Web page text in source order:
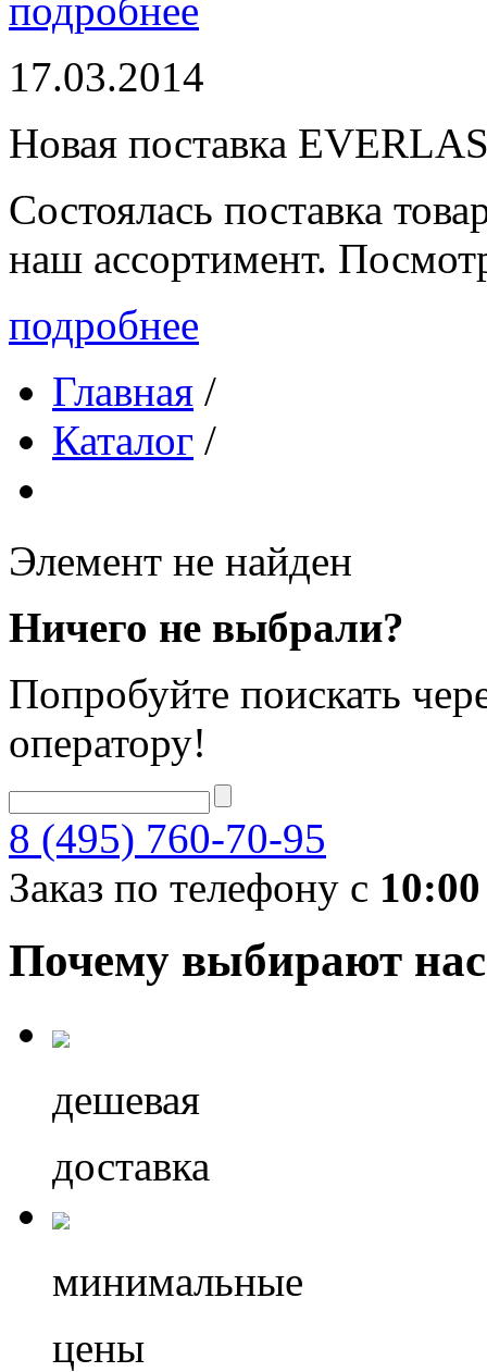
подробнее
17.03.2014
Новая поставка
Состоялась поставка
наш ассортимент.
подробнее
Главная /
Каталог /
Элемент не найден
Ничего не выбрали?
Попробуйте поискать
оператору!
8 (495) 760-70-95
Заказ по телефону с 10:00
Почему выбирают нас
дешевая
доставка
минимальные
цены